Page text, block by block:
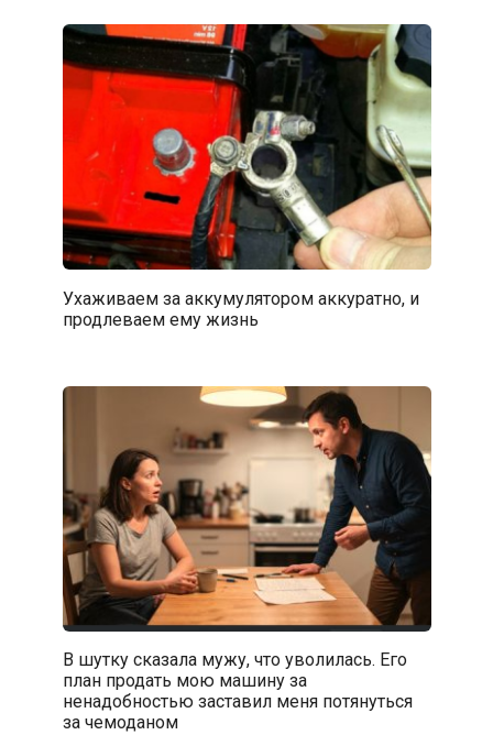
Ухаживаем за аккумулятором аккуратно, и
продлеваем ему жизнь
В шутку сказала мужу, что уволилась. Его
план продать мою машину за
ненадобностью заставил меня потянуться
за чемоданом